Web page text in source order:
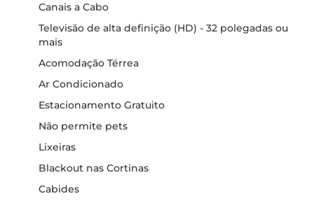
Canais a Cabo
Televisão de alta definição (HD) - 32 polegadas ou
mais
Acomodação Térrea
Ar Condicionado
Estacionamento Gratuito
Não permite pets
Lixeiras
Blackout nas Cortinas
Cabides